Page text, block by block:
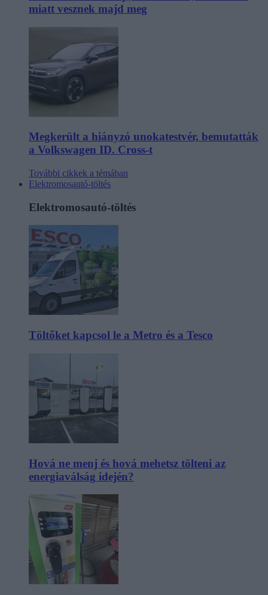
miatt vesznek majd meg
Megkerült a hiányzó unokatestvér, bemutatták
a Volkswagen ID. Cross-t
További cikkek a témában
Elektromosautó-töltés
Elektromosautó-töltés
Töltőket kapcsol le a Metro és a Tesco
Hová ne menj és hová mehetsz tölteni az
energiaválság idején?